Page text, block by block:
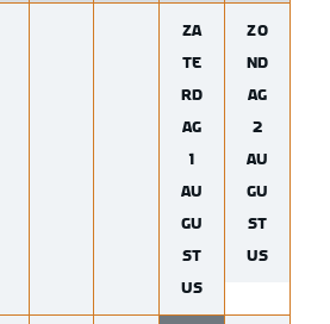
ZA
TE
RD
AG
1
AU
GU
ST
US
ZO
ND
AG
2
AU
GU
ST
US